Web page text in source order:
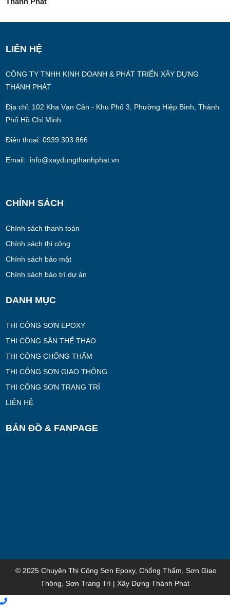
LIÊN HỆ
CÔNG TY TNHH KINH DOANH & PHÁT TRIỂN XÂY DỰNG
THÀNH PHÁT
Địa chỉ: 102 Kha Vạn Cân - Khu Phố 3, Phường Hiệp Bình, Thành
Phố Hồ Chí Minh
Điện thoại: 0939 303 866
Email: info@xaydungthanhphat.vn
CHÍNH SÁCH
Chính sách thanh toán
Chính sách thi công
Chính sách bảo mật
Chính sách bảo trì dự án
DANH MỤC
THI CÔNG SƠN EPOXY
THI CÔNG SÂN THỂ THAO
THI CÔNG CHỐNG THẤM
THI CÔNG SƠN GIAO THÔNG
THI CÔNG SƠN TRANG TRÍ
LIÊN HỆ
BẢN ĐỒ & FANPAGE
© 2025 Chuyên Thi Công Sơn Epoxy, Chống Thấm, Sơn Giao
Thông, Sơn Trang Trí | Xây Dựng Thành Phát